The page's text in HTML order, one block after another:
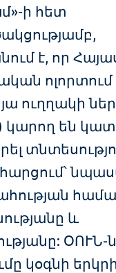
ի հետ
է, որ
ոլորտում
ուղղակի
կարող են
և
ՕՈՒՆ-
կօգնի